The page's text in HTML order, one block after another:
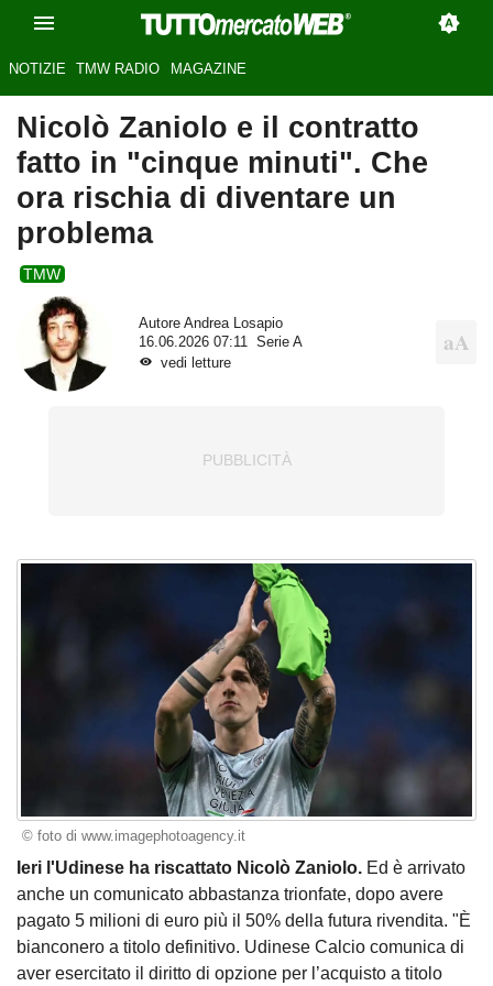
NOTIZIE TMW RADIO MAGAZINE
Nicolò Zaniolo e il contratto
fatto in "cinque minuti". Che
ora rischia di diventare un
problema
TMW
Autore Andrea Losapio
16.06.2026 07:11
Serie A
vedi letture
© foto di www.imagephotoagency.it
Ieri l'Udinese ha riscattato Nicolò Zaniolo. Ed è arrivato
anche un comunicato abbastanza trionfate, dopo avere
pagato 5 milioni di euro più il 50% della futura rivendita. "È
bianconero a titolo definitivo. Udinese Calcio comunica di
aver esercitato il diritto di opzione per l’acquisto a titolo